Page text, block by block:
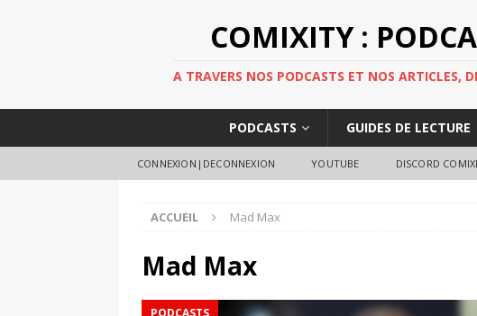
COMIXITY :
A TRAVERS NOS PODCASTS ET NOS ARTICLES,
PODCASTS GUIDES DE LECTURE
CONNEXION|DECONNEXION YOUTUBE DISCORD
ACCUEIL Mad Max
Mad Max
PODCASTS